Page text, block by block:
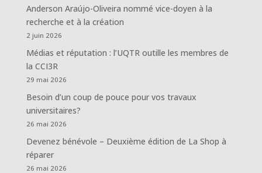
Anderson Araújo-Oliveira nommé vice-doyen à la
recherche et à la création
2 juin 2026
Médias et réputation : l’UQTR outille les membres de
la CCI3R
29 mai 2026
Besoin d’un coup de pouce pour vos travaux
universitaires?
26 mai 2026
Devenez bénévole – Deuxième édition de La Shop à
réparer
26 mai 2026